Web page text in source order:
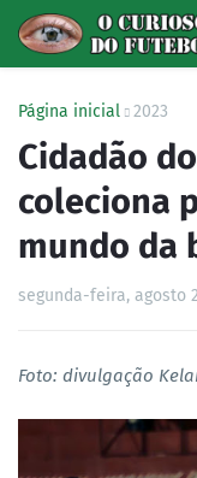
Página inicial 2023
Cidadão
coleciona
mundo da
segunda-feira, agosto
Foto: divulgação